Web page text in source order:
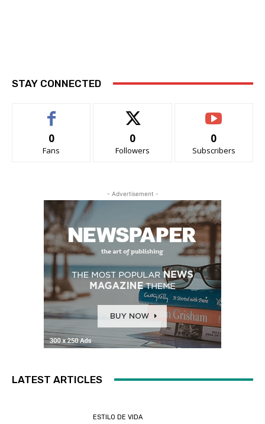
STAY CONNECTED
0
Fans
0
Followers
0
Subscribers
- Advertisement -
LATEST ARTICLES
ESTILO DE VIDA